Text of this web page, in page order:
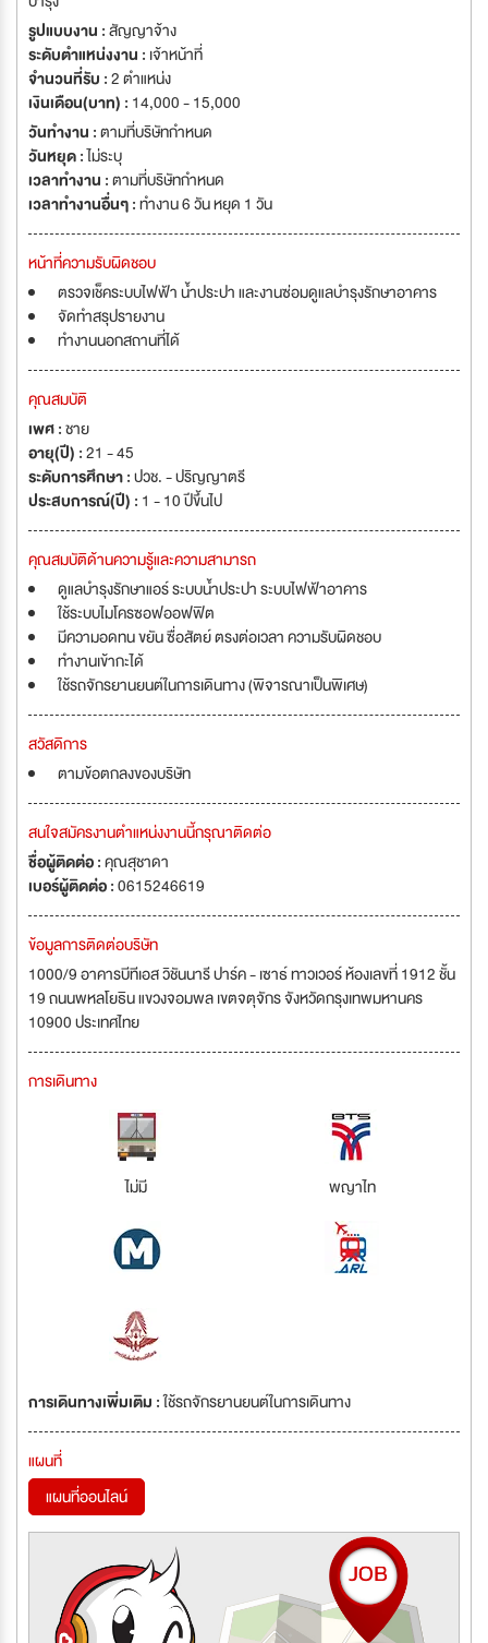
รูปแบบงาน :สัญญาจ้าง
ระดับตำแหน่งงาน : เจ้าหน้าที่
จำนวนที่รับ :2 ตำแหน่ง
เงินเดือน(บาท) : 14,000 - 15,000
วันทำงาน :ตามที่บริษัทกำหนด
วันหยุด :ไม่ระบุ
เวลาทำงาน :ตามที่บริษัทกำหนด
เวลาทำงานอื่นๆ :ทำงาน 6 วัน หยุด 1 วัน
หน้าที่ความรับผิดชอบ
ตรวจเช็คระบบไฟฟ้า น้ำประปา และงานซ่อมดูแลบำรุงรักษาอาคาร
จัดทำสรุปรายงาน
ทำงานนอกสถานที่ได้
คุณสมบัติ
เพศ :ชาย
อายุ(ปี) :21 - 45
ระดับการศึกษา :ปวช. - ปริญญาตรี
ประสบการณ์(ปี) : 1 - 10 ปีขึ้นไป
คุณสมบัติด้านความรู้และความสามารถ
ดูแลบำรุงรักษาแอร์ ระบบน้ำประปา ระบบไฟฟ้าอาคาร
ใช้ระบบไมโครซอฟออฟฟิต
มีความอดทน ขยัน ซื่อสัตย์ ตรงต่อเวลา ความรับผิดชอบ
ทำงานเข้ากะได้
ใช้รถจักรยานยนต์ในการเดินทาง (พิจารณาเป็นพิเศษ)
สวัสดิการ
ตามข้อตกลงของบริษัท
สนใจสมัครงานตำแหน่งงานนี้กรุณาติดต่อ
ชื่อผู้ติดต่อ :คุณสุชาดา
เบอร์ผู้ติดต่อ :0615246619
ข้อมูลการติดต่อบริษัท
1000/9 อาคารบีทีเอส วิชันนารี ปาร์ค - เซาธ์ ทาวเวอร์ ห้องเลขที่ 1912 ชั้น
19 ถนนพหลโยธิน แขวงจอมพล เขตจตุจักร จังหวัดกรุงเทพมหานคร
10900 ประเทศไทย
การเดินทาง
ไม่มี พญาไท
การเดินทางเพิ่มเติม :ใช้รถจักรยานยนต์ในการเดินทาง
แผนที่
แผนที่ออนไลน์